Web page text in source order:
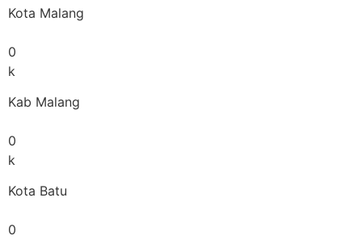
Kota Malang
0
k
Kab Malang
0
k
Kota Batu
0